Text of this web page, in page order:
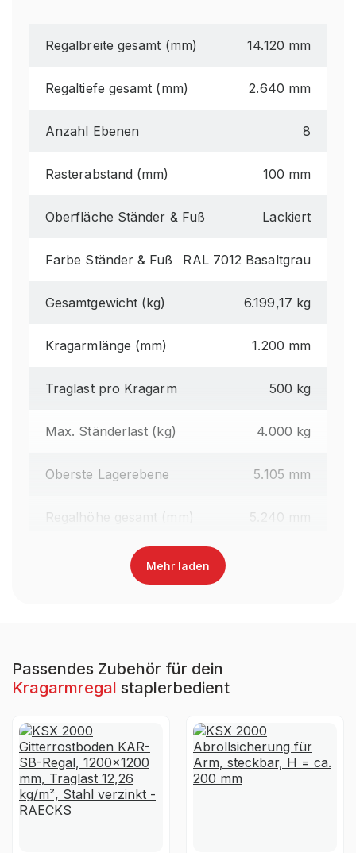
Regalbreite gesamt (mm) 14.120 mm
Regaltiefe gesamt (mm) 2.640 mm
Anzahl Ebenen 8
Rasterabstand (mm) 100 mm
Oberfläche Ständer & Fuß Lackiert
Farbe Ständer & Fuß RAL 7012 Basaltgrau
Gesamtgewicht (kg) 6.199,17 kg
Kragarmlänge (mm) 1.200 mm
Traglast pro Kragarm 500 kg
Max. Ständerlast (kg) 4.000 kg
Oberste Lagerebene 5.105 mm
Regalhöhe gesamt (mm) 5.240 mm
Oberfläche Kragarme
Garantiezeit
Brancheneignung
Holzhandel, Handwerk &
Werkstatt, Industrie &
Fertigung, Auto & Garage
Montageart
Mehr laden
Passendes Zubehör für dein
Kragarmregal staplerbedient